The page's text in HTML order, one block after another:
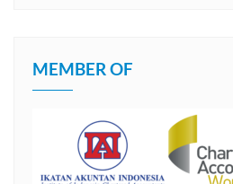
MEMBER OF